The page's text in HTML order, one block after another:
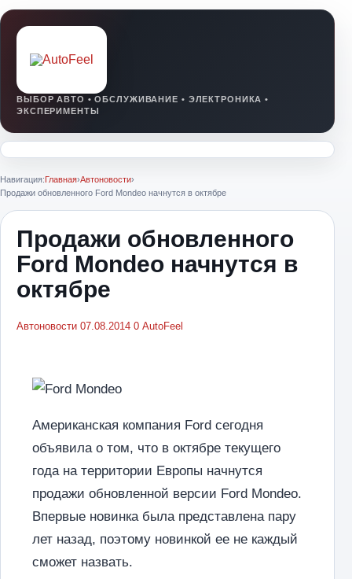
Навигация:Главная›Автоновости›
Продажи обновленного Ford Mondeo начнутся в октябре
Продажи обновленного
Ford Mondeo начнутся в
октябре
Автоновости 07.08.2014 0 AutoFeel
Американская компания Ford сегодня
объявила о том, что в октябре текущего
года на территории Европы начнутся
продажи обновленной версии Ford Mondeo.
Впервые новинка была представлена пару
лет назад, поэтому новинкой ее не каждый
сможет назвать.